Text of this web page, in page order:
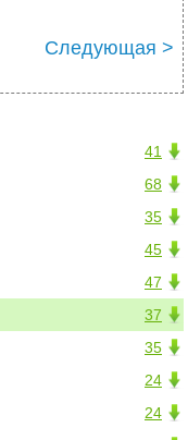
Следующая >
41
68
35
45
47
37
35
24
24